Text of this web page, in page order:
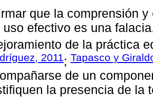
que la comprensión
uso efectivo es una
de la práctica
2011; Tapasco y
de un
la presencia de la